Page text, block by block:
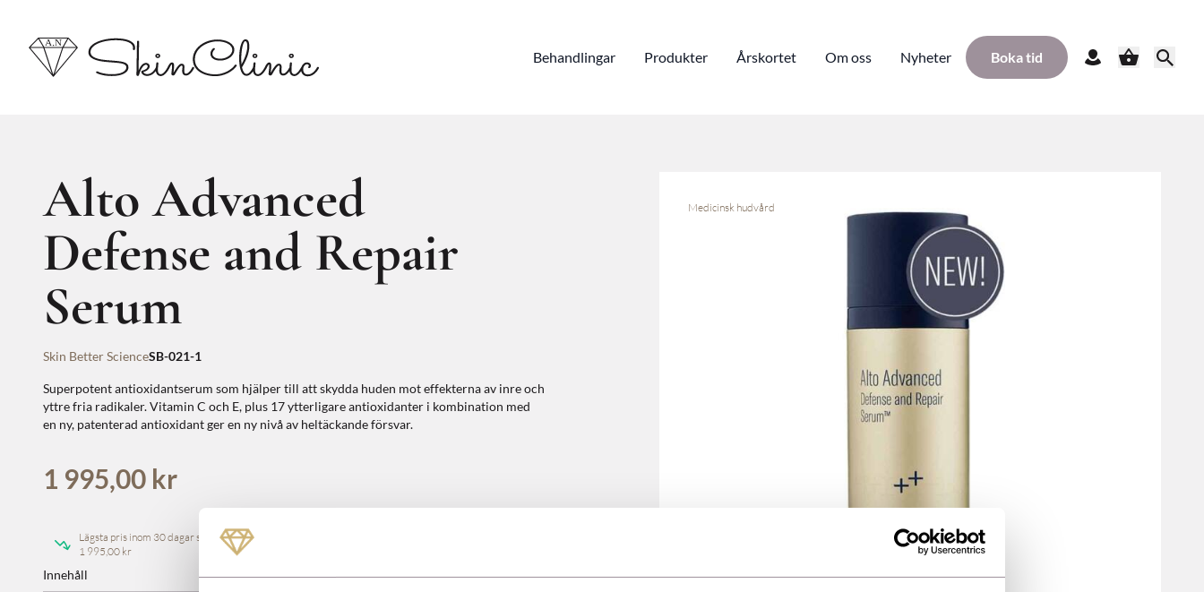
Behandlingar Produkter Årskortet Om oss Nyheter Boka tid
Medicinsk hudvård
Alto Advanced
Defense and Repair
Serum
Skin Better ScienceSB-021-1
Superpotent antioxidantserum som hjälper till att skydda huden mot effekterna av inre och
yttre fria radikaler. Vitamin C och E, plus 17 ytterligare antioxidanter i kombination med
en ny, patenterad antioxidant ger en ny nivå av heltäckande försvar.
1 995,00 kr
Lägsta pris inom 30 dagar sedan ändring
1 995,00 kr
Innehåll